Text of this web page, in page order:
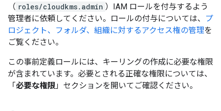
（ roles/cloudkms.admin ）IAM ロールを付与するよう
管理者に依頼してください。ロールの付与については、
プ
ロジェクト、フォルダ、組織に対するアクセス権の管理を
ご覧ください。
この事前定義ロールには、キーリングの作成に必要な権限
が含まれています。必要とされる正確な権限については、
「必要な権限」セクションを開いてご確認ください。